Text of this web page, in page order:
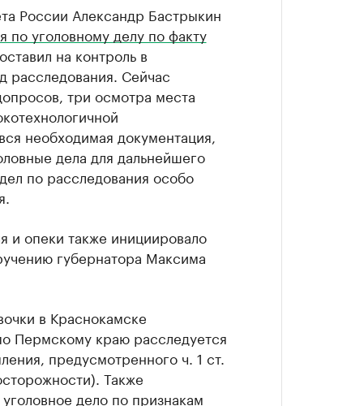
России Александр Бастрыкин
по уголовному делу по факту
на контроль в
расследования. Сейчас
три осмотра места
необходимая документация,
дела для дальнейшего
по расследования особо
и опеки также инициировало
губернатора Максима
в Краснокамске
Пермскому краю расследуется
предусмотренного ч. 1 ст.
Также
дело по признакам